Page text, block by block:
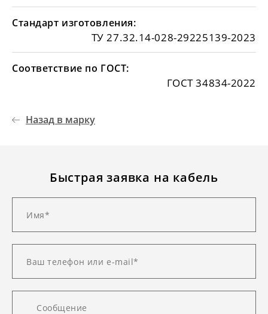
Стандарт изготовления:
ТУ 27.32.14-028-29225139-2023
Соответствие по ГОСТ:
ГОСТ 34834-2022
Назад в марку
Быстрая заявка на кабель